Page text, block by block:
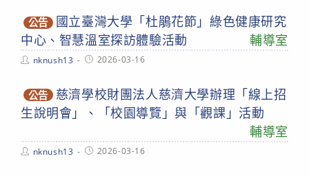
公告
國立臺灣大學「杜鵑花節」綠色健康研究
中心、智慧溫室探訪體驗活動
輔導室
Postnknush13
Post2026-03-16
公告
慈濟學校財團法人慈濟大學辦理「線上招
生說明會」、「校園導覽」與「觀課」活動
輔導室
Postnknush13
Post2026-03-16